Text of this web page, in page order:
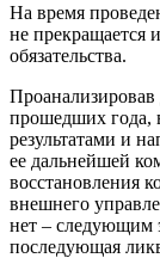
На время
не прекращается
обязательства.
прошедших года,
результатами и
ее дальнейшей
восстановления
внешнего
нет – следующим
последующая